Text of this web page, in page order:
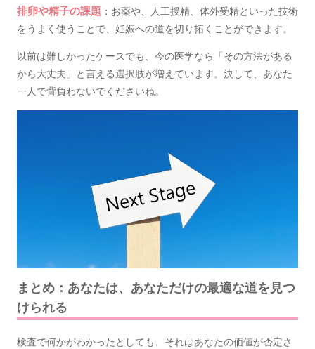
排卵や精子の課題 ：お薬や、人工授精、体外受精といった技術
をうまく使うことで、妊娠への道を切り拓くことができます。
以前は難しかったケースでも、今の医学なら「その方法がある
から大丈夫」と言える選択肢が増えています。決して、あなた
一人で背負わないでくださいね。
まとめ：あなたは、あなただけの最適な道を見つ
けられる
検査で何かがわかったとしても、それはあなたの価値が否定さ